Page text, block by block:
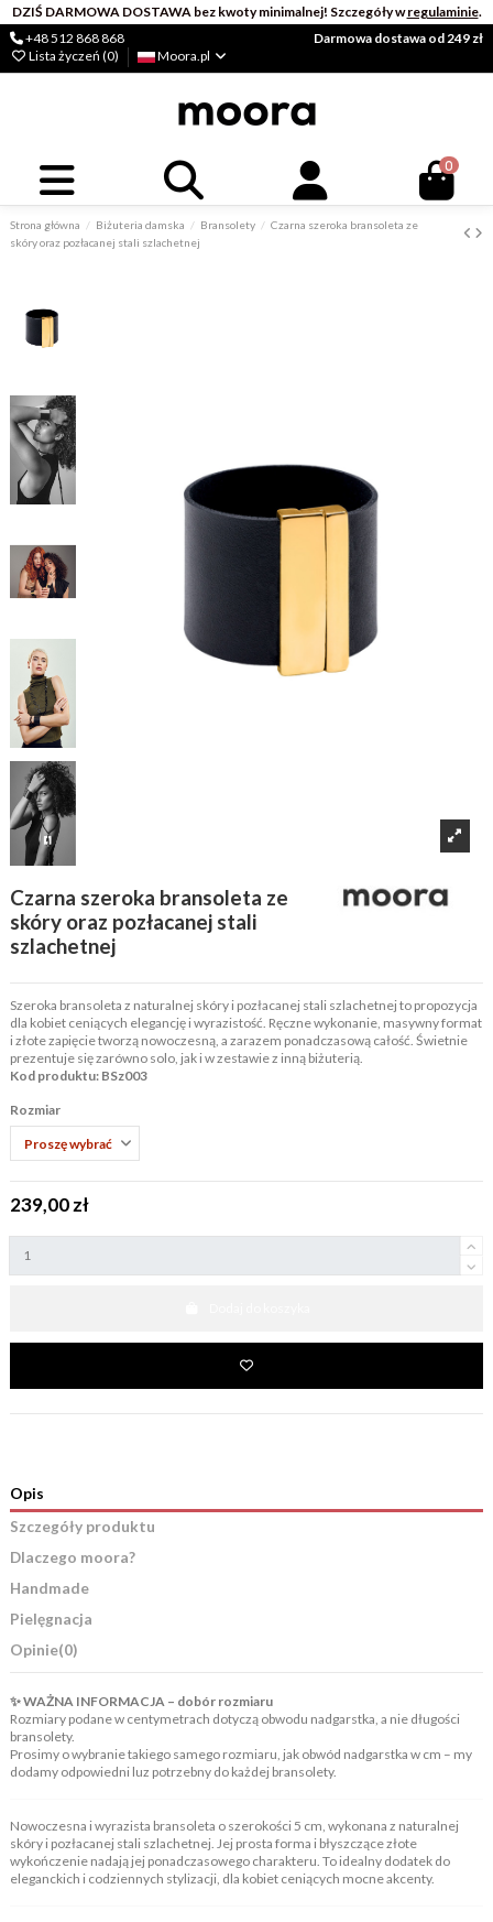
DZIŚ DARMOWA DOSTAWA bez kwoty minimalnej! Szczegóły wregulaminie.
+48 512 868 868
Darmowa dostawa od 249 zł
Lista życzeń (0) Moora.pl
0
Strona główna Biżuteria damska Bransolety
Czarna szeroka bransoleta ze
skóry oraz pozłacanej stali szlachetnej
Czarna szeroka bransoleta ze
skóry oraz pozłacanej stali
szlachetnej
Szeroka bransoleta z naturalnej skóry i pozłacanej stali szlachetnej to propozycja
dla kobiet ceniących elegancję i wyrazistość. Ręczne wykonanie, masywny format
i złote zapięcie tworzą nowoczesną, a zarazem ponadczasową całość. Świetnie
prezentuje się zarówno solo, jak i w zestawie z inną biżuterią.
Kod produktu: BSz003
Rozmiar
239,00 zł
Opis
Szczegóły produktu
Dlaczego moora?
Handmade
Pielęgnacja
Opinie(0)
✨ WAŻNA INFORMACJA – dobór rozmiaru
Rozmiary podane w centymetrach dotyczą obwodu nadgarstka, a nie długości
bransolety.
Prosimy o wybranie takiego samego rozmiaru, jak obwód nadgarstka w cm – my
dodamy odpowiedni luz potrzebny do każdej bransolety.
Nowoczesna i wyrazista bransoleta o szerokości 5 cm, wykonana z naturalnej
skóry i pozłacanej stali szlachetnej. Jej prosta forma i błyszczące złote
wykończenie nadają jej ponadczasowego charakteru. To idealny dodatek do
eleganckich i codziennych stylizacji, dla kobiet ceniących mocne akcenty.